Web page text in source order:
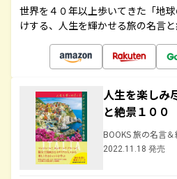
世界を４０年以上歩いてきた「地
けする、人生を輝かせる旅の名言
人生を楽しみ
と絶景１００
BOOKS 旅の名言＆
2022.11.18 発売